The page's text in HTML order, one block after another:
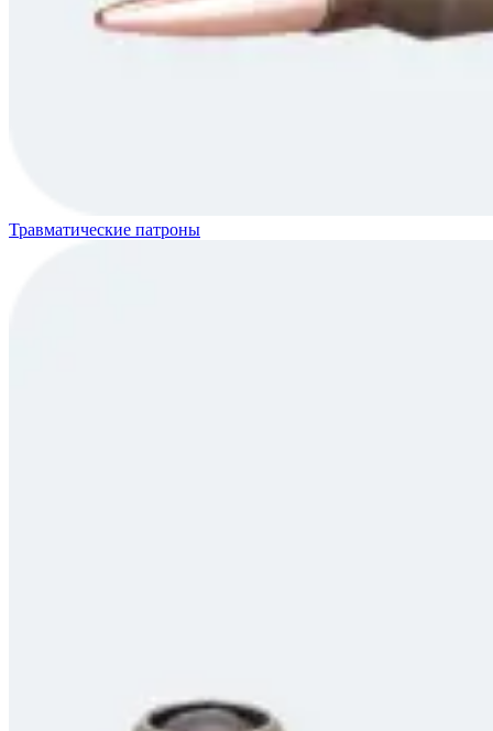
Травматические патроны